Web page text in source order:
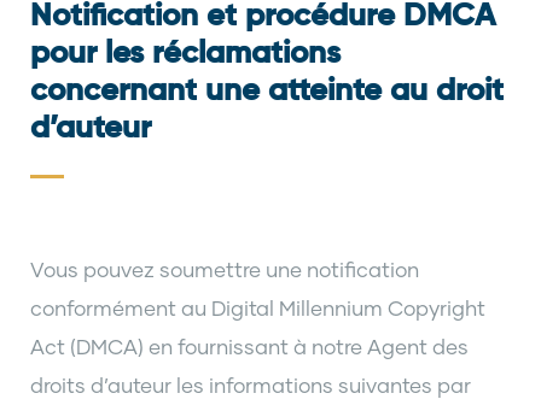
Notification et procédure DMCA
pour les réclamations
concernant une atteinte au droit
d’auteur
Vous pouvez soumettre une notification
conformément au Digital Millennium Copyright
Act (DMCA) en fournissant à notre Agent des
droits d’auteur les informations suivantes par